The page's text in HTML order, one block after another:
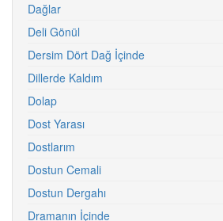
Dağlar
Deli Gönül
Dersim Dört Dağ İçinde
Dillerde Kaldım
Dolap
Dost Yarası
Dostlarım
Dostun Cemali
Dostun Dergahı
Dramanın İçinde